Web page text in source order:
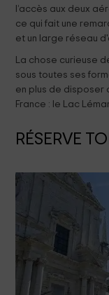
l’accès aux deux
ce qui fait une
et un large réseau
La chose curieuse
sous toutes ses
en plus de disposer
France : le Lac
RÉSERVE